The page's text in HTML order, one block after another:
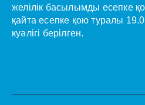
желілік басылымды есепке
қайта есепке қою туралы
куәлігі берілген.